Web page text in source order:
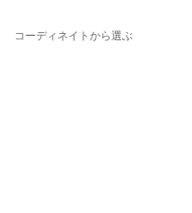
コーディネイトから選ぶ